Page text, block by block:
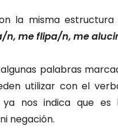
la misma estructura
n, me flipa/n, me
palabras
utilizar con el
ya nos indica que
negación.